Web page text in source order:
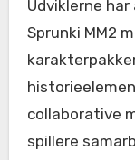
Udviklerne
Sprunki MM2
collaborative
spillere